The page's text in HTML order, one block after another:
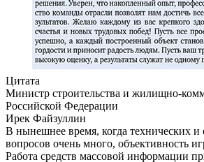
Цитата
Министр строительства и жилищно-
Российской Федерации
Ирек Файзуллин
В нынешнее время, когда технических
вопросов очень много, объективность
Работа средств массовой информации